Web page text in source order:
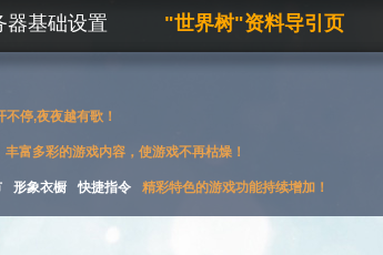
器基础设置 "世界树"资料导引页
停,夜夜越有歌！
丰富多彩的游戏内容，使游戏不再枯燥！
形象衣橱 快捷指令 精彩特色的游戏功能持续增加！